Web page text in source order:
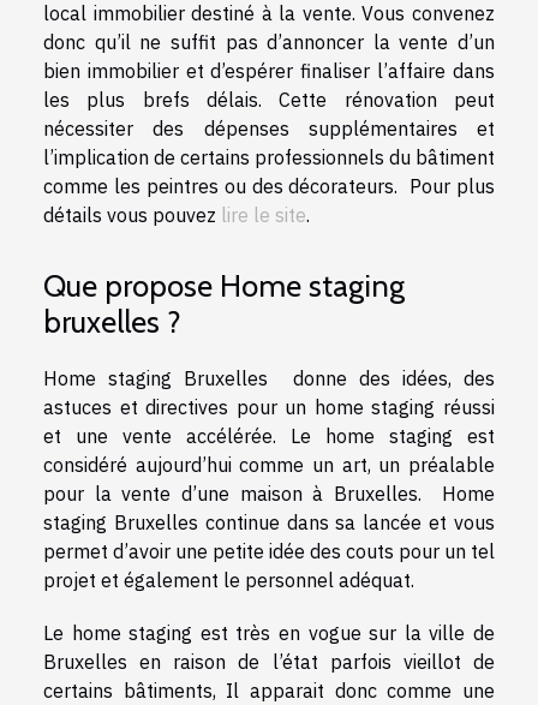
local immobilier destiné à la vente. Vous convenez
donc qu’il ne suffit pas d’annoncer la vente d’un
bien immobilier et d’espérer finaliser l’affaire dans
les plus brefs délais. Cette rénovation peut
nécessiter des dépenses supplémentaires et
l’implication de certains professionnels du bâtiment
comme les peintres ou des décorateurs. Pour plus
détails vous pouvez lire le site.
Que propose Home staging
bruxelles ?
Home staging Bruxelles donne des idées, des
astuces et directives pour un home staging réussi
et une vente accélérée. Le home staging est
considéré aujourd’hui comme un art, un préalable
pour la vente d’une maison à Bruxelles. Home
staging Bruxelles continue dans sa lancée et vous
permet d’avoir une petite idée des couts pour un tel
projet et également le personnel adéquat.
Le home staging est très en vogue sur la ville de
Bruxelles en raison de l’état parfois vieillot de
certains bâtiments, Il apparait donc comme une